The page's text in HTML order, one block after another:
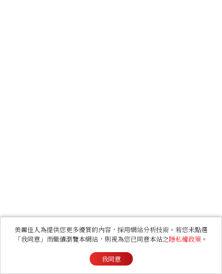
美麗佳人為提供您更多優質的內容，採用網站分析技術。若您未點選
「我同意」而繼續瀏覽本網站，則視為您已同意本站之隱私權政策 。
我同意